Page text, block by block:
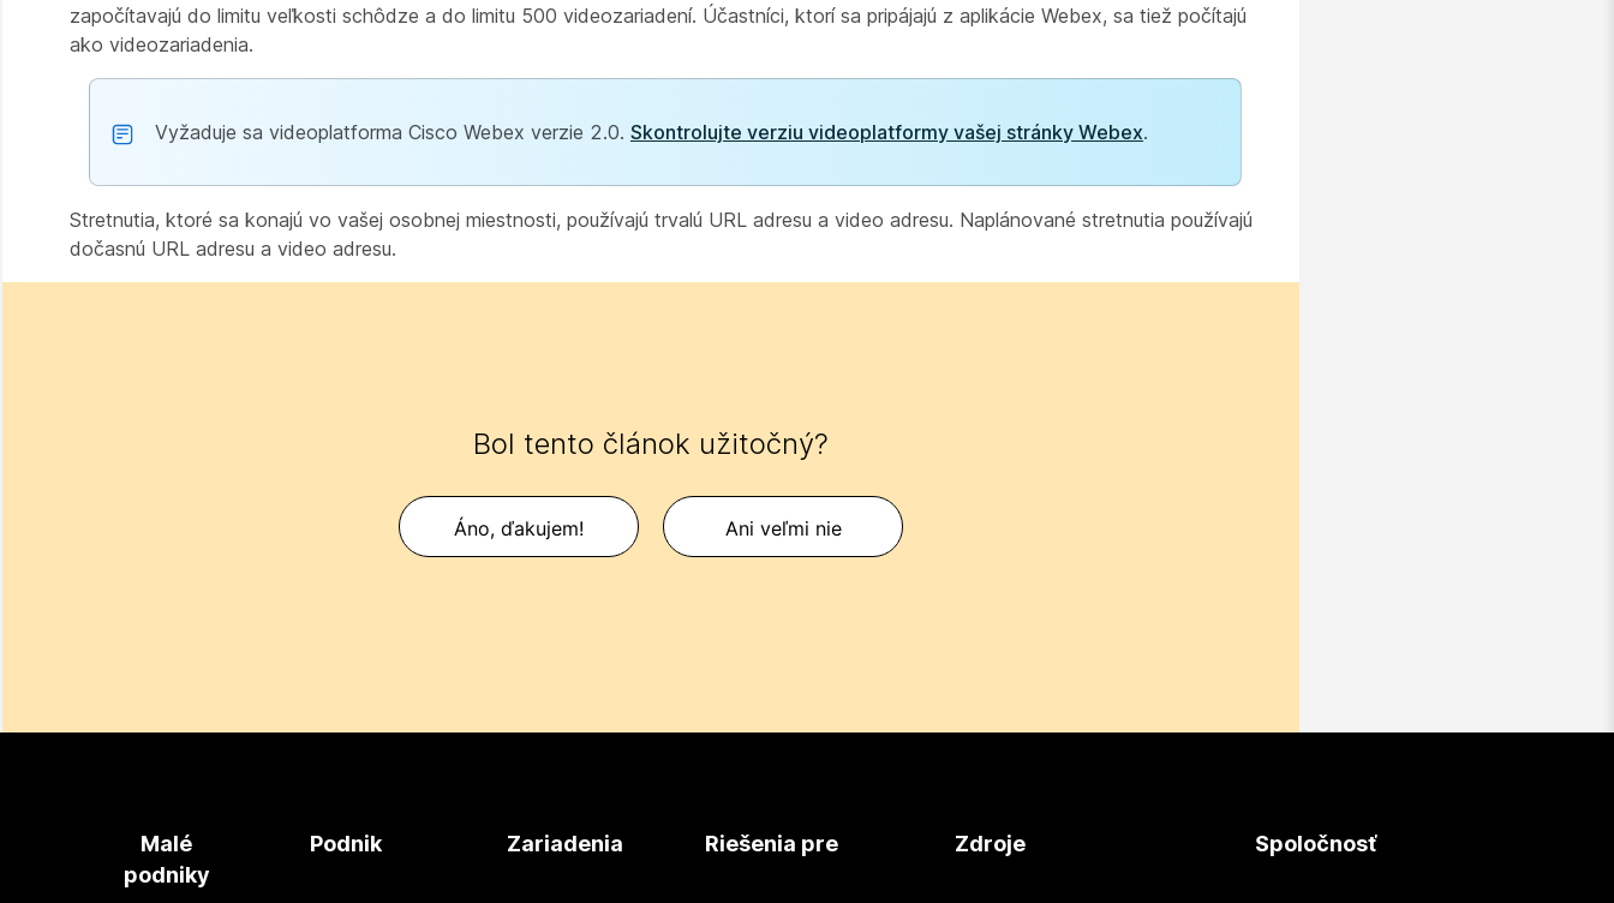
započítavajú do limitu veľkosti schôdze a do limitu 500 videozariadení. Účastníci, ktorí sa pripájajú z aplikácie Webex, sa tiež počítajú
ako videozariadenia.
Vyžaduje sa videoplatforma Cisco Webex verzie 2.0. Skontrolujte verziu videoplatformy vašej stránky Webex.
Stretnutia, ktoré sa konajú vo vašej osobnej miestnosti, používajú trvalú URL adresu a video adresu. Naplánované stretnutia používajú
dočasnú URL adresu a video adresu.
Bol tento článok užitočný?
Áno, ďakujem! Ani veľmi nie
Malé
podniky
Podnik Zariadenia Riešenia pre Zdroje Spoločnosť